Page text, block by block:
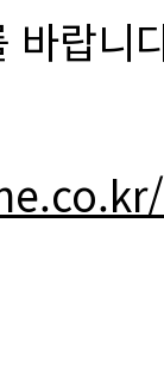
바랍니